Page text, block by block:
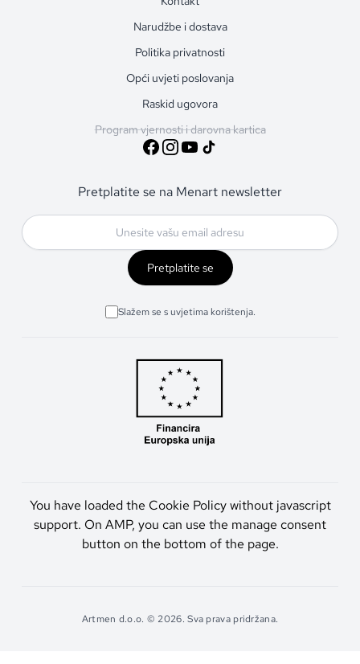
Narudžbe i dostava
Politika privatnosti
Opći uvjeti poslovanja
Raskid ugovora
Program vjernosti i darovna kartica
Pretplatite se na Menart newsletter
Pretplatite se
Slažem se s uvjetima korištenja.
You have loaded the Cookie Policy without javascript
support. On AMP, you can use the manage consent
button on the bottom of the page.
Artmen d.o.o. © 2026. Sva prava pridržana.